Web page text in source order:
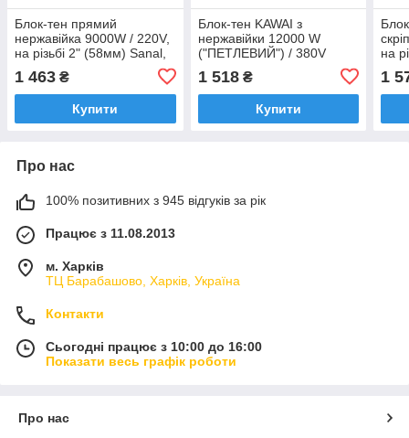
Блок-тен прямий
нержавійка 9000W / 220V,
на різьбі 2" (58мм) Sanal,
1 463 ₴
Купити
Блок-тен KAWAI з
нержавійки 12000 W
("ПЕТЛЕВИЙ") / 380V
("трикутник") /на різьбі 2"
(58 мм) / довжина L =
350мм
1 518₴
Купити
на
1
Про нас
100% позитивних з 945 відгуків за рік
Працює з 11.08.2013
м. Харків
ТЦ Барабашово, Харків, Україна
Контакти
Сьогодні працює з 10:00 до 16:00
Показати весь графік роботи
Про нас